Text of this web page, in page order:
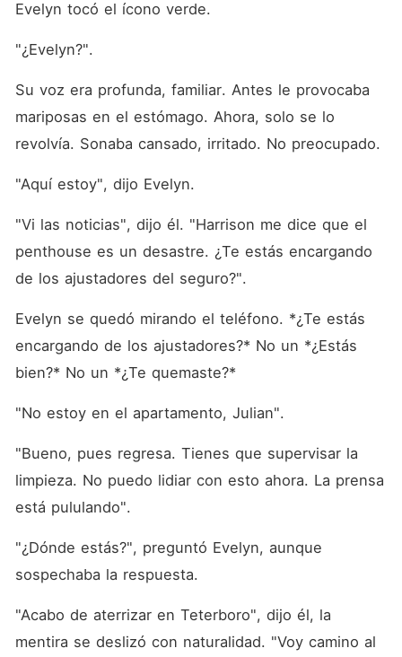
Evelyn tocó el ícono verde.
"¿Evelyn?".
Su voz era profunda, familiar. Antes le provocaba
mariposas en el estómago. Ahora, solo se lo
revolvía. Sonaba cansado, irritado. No preocupado.
"Aquí estoy", dijo Evelyn.
"Vi las noticias", dijo él. "Harrison me dice que el
penthouse es un desastre. ¿Te estás encargando
de los ajustadores del seguro?".
Evelyn se quedó mirando el teléfono. *¿Te estás
encargando de los ajustadores?* No un *¿Estás
bien?* No un *¿Te quemaste?*
"No estoy en el apartamento, Julian".
"Bueno, pues regresa. Tienes que supervisar la
limpieza. No puedo lidiar con esto ahora. La prensa
está pululando".
"¿Dónde estás?", preguntó Evelyn, aunque
sospechaba la respuesta.
"Acabo de aterrizar en Teterboro", dijo él, la
mentira se deslizó con naturalidad. "Voy camino al